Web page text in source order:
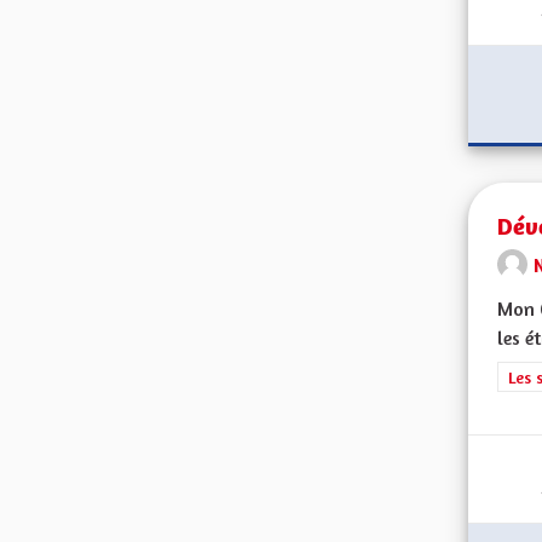
Mon
les
Les